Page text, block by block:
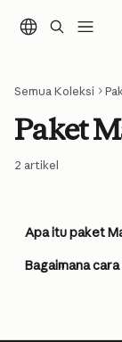
Semua Koleksi
Paket
2 artikel
Apa itu paket
Bagaimana